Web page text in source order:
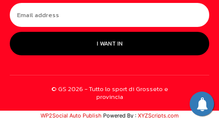
I WANT IN
© GS 2026 - Tutto lo sport di Grosseto e
provincia
WP2Social Auto Publish Powered By : XYZScripts.com